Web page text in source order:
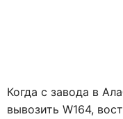
Когда с завода в
вывозить W164,